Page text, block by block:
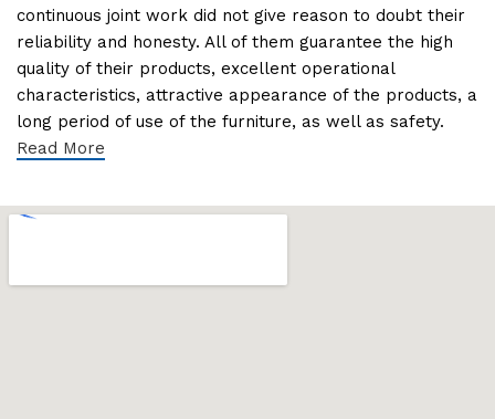
continuous joint work did not give reason to doubt their
reliability and honesty. All of them guarantee the high
quality of their products, excellent operational
characteristics, attractive appearance of the products, a
long period of use of the furniture, as well as safety.
Read More